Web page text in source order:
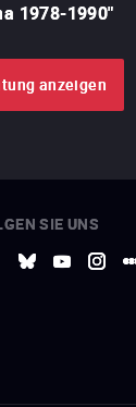
1978-1990"
anzeigen
SIE UNS